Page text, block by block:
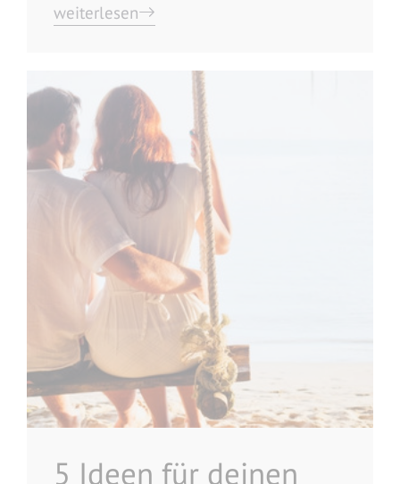
weiterlesen
5 Ideen für deinen